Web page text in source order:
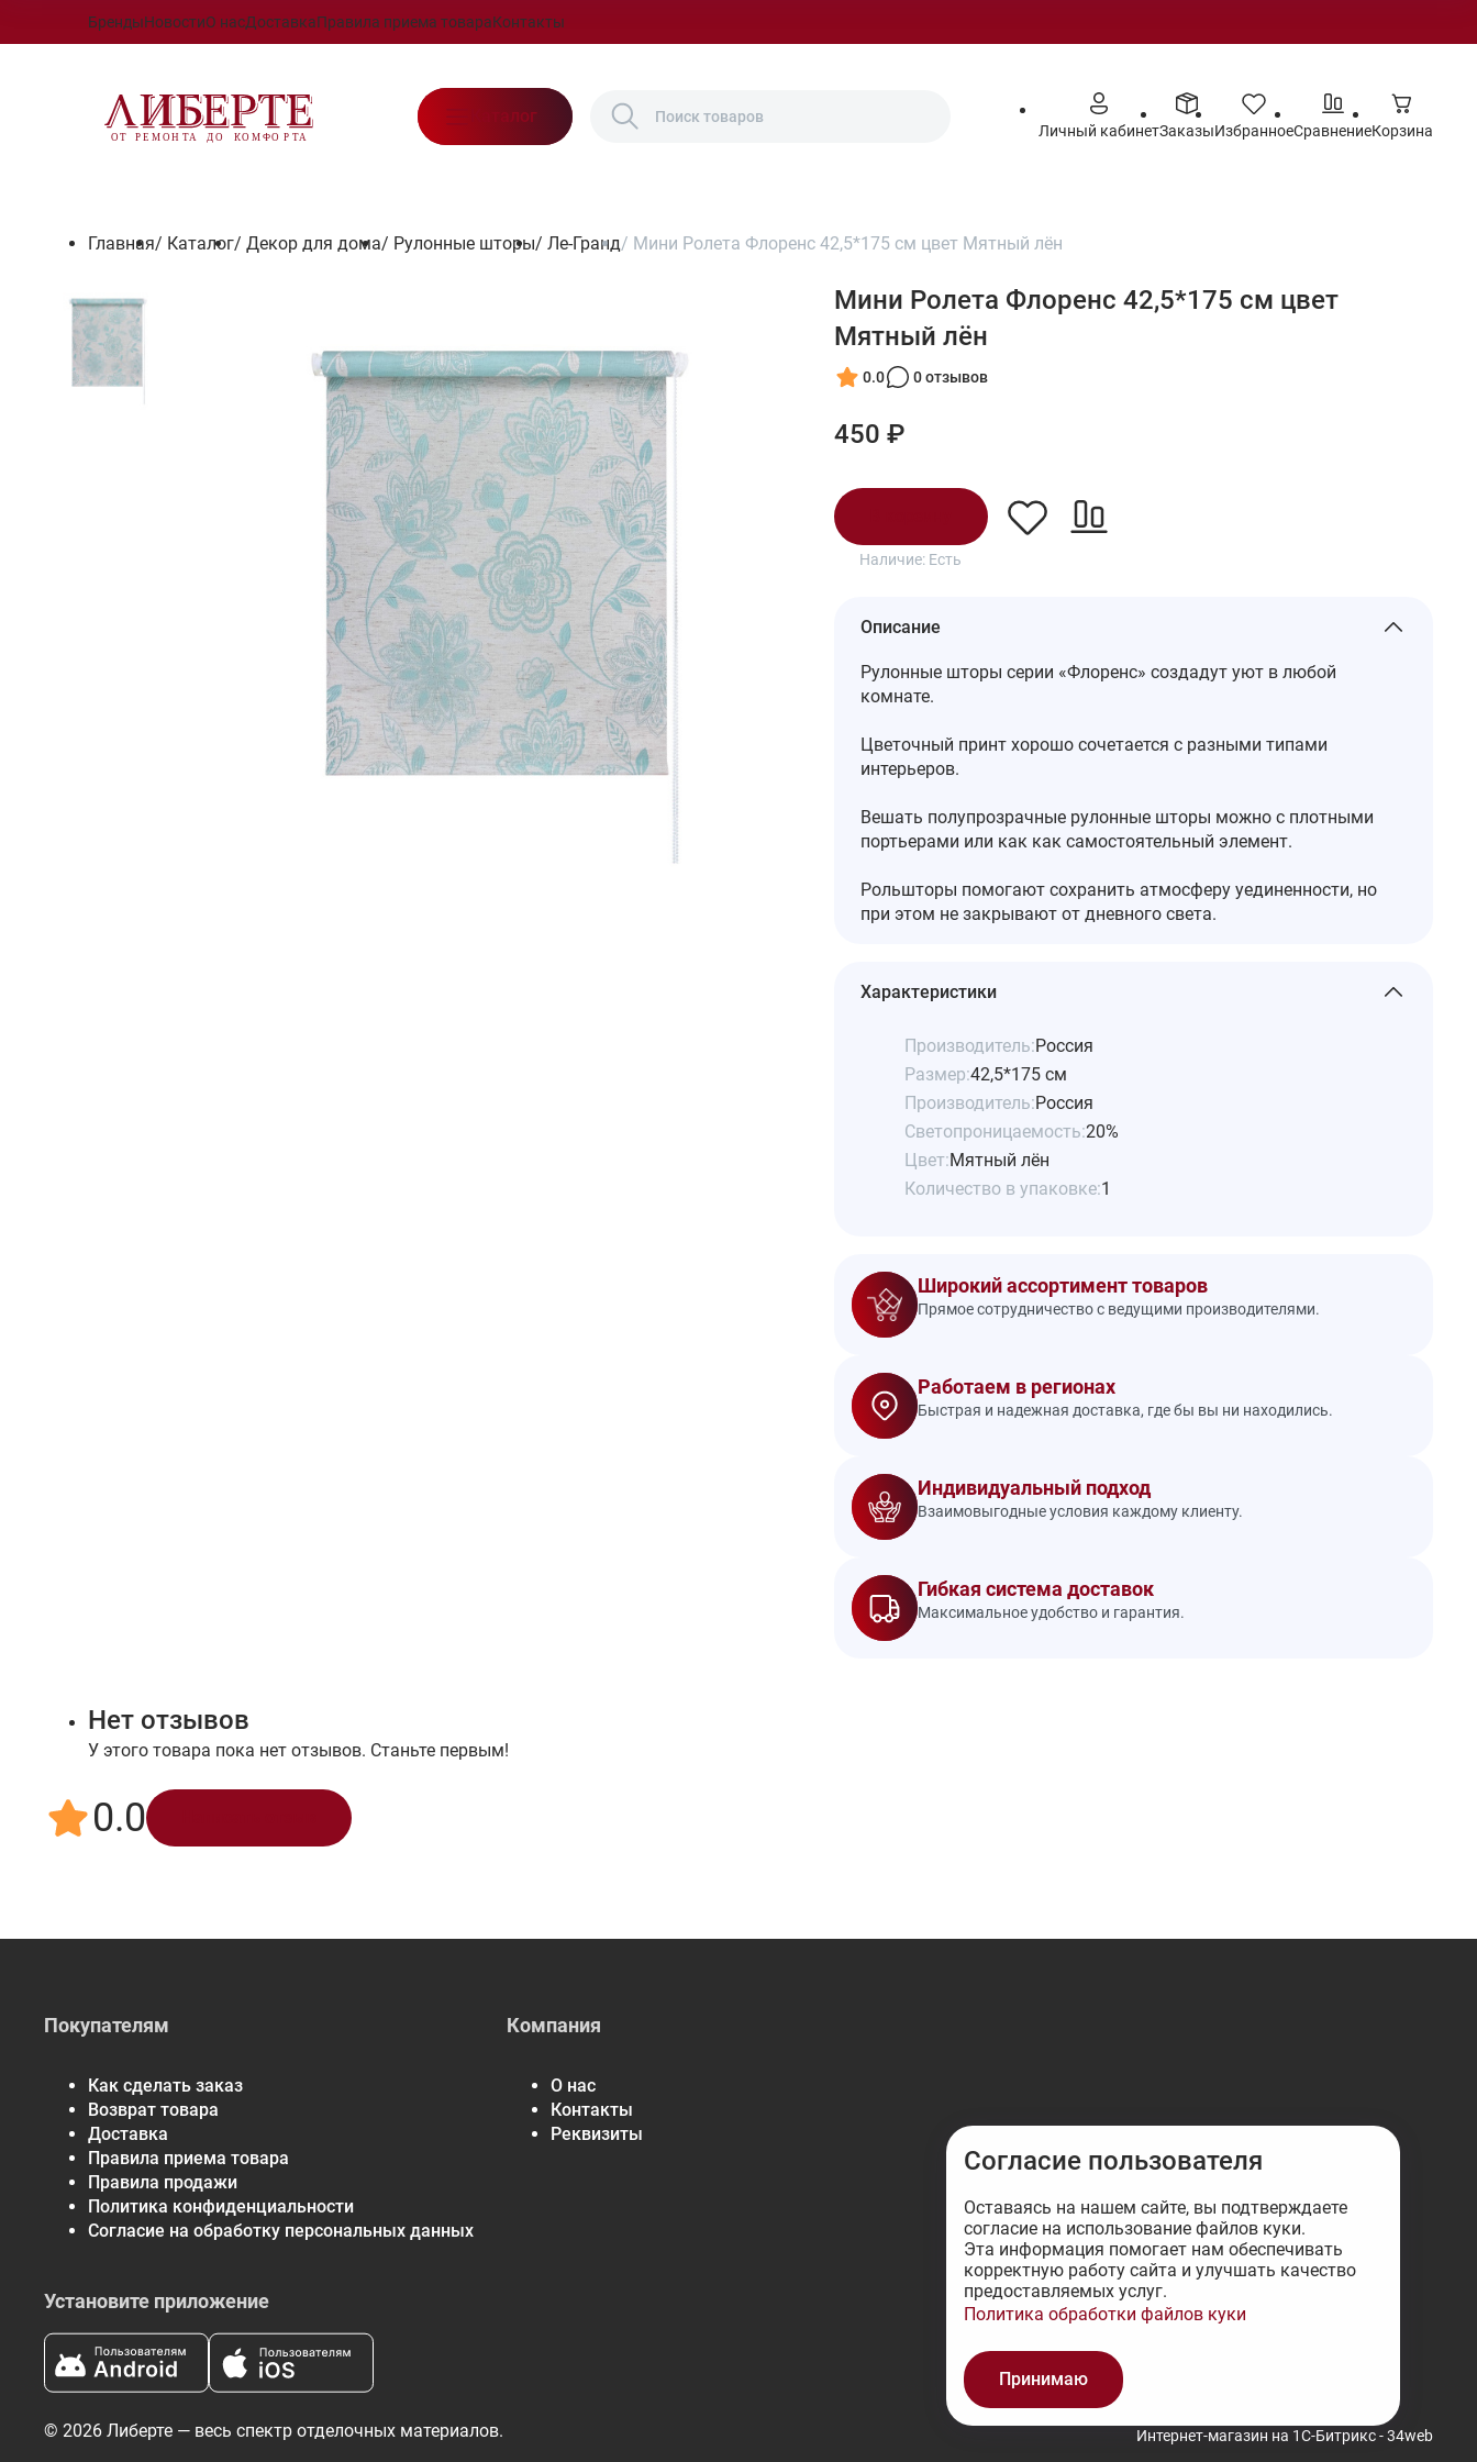
БрендыНовостиО насДоставкаПравила приема товараКонтакты
Каталог
Личный кабинетЗаказыИзбранноеСравнениеКорзина
Главная/ Каталог/ Декор для дома/ Рулонные шторы/ Ле-Гранд/ Мини Ролета Флоренс 42,5*175 см цвет Мятный лён
Мини Ролета Флоренс 42,5*175 см цвет
Мятный лён
0.0 0 отзывов
450 ₽
Наличие: Есть
Описание
Рулонные шторы серии «Флоренс» создадут уют в любой
комнате.
Цветочный принт хорошо сочетается с разными типами
интерьеров.
Вешать полупрозрачные рулонные шторы можно с плотными
портьерами или как как самостоятельный элемент.
Рольшторы помогают сохранить атмосферу уединенности, но
при этом не закрывают от дневного света.
Характеристики
Производитель:Россия
Размер:42,5*175 см
Производитель:Россия
Светопроницаемость:20%
Цвет:Мятный лён
Количество в упаковке:1
Широкий ассортимент товаров
Прямое сотрудничество с ведущими производителями.
Работаем в регионах
Быстрая и надежная доставка, где бы вы ни находились.
Индивидуальный подход
Взаимовыгодные условия каждому клиенту.
Гибкая система доставок
Максимальное удобство и гарантия.
Нет отзывов
У этого товара пока нет отзывов. Станьте первым!
0.0
Покупателям
Как сделать заказ
Возврат товара
Доставка
Правила приема товара
Правила продажи
Политика конфиденциальности
Согласие на обработку персональных данных
Компания
О нас
Контакты
Реквизиты
Установите приложение
© 2026 Либерте — весь спектр отделочных материалов. Интернет-магазин на 1С-Битрикс - 34web
Согласие пользователя
Оставаясь на нашем сайте, вы подтверждаете
согласие на использование файлов куки.
Эта информация помогает нам обеспечивать
корректную работу сайта и улучшать качество
предоставляемых услуг.
Политика обработки файлов куки
Принимаю